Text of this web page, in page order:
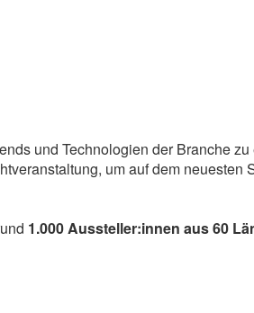
und Technologien der Branche
um auf dem neuesten
1.000 Aussteller:innen aus 60